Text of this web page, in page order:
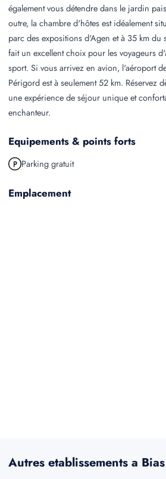
également vous détendre dans le jardin
outre, la chambre d'hôtes est idéalement
parc des expositions d'Agen et à 35 km du
fait un excellent choix pour les voyageurs
sport. Si vous arrivez en avion, l'aéroport
Périgord est à seulement 52 km. Réservez
une expérience de séjour unique et
enchanteur.
Equipements & points forts
Parking gratuit
Emplacement
Autres etablissements a Bias